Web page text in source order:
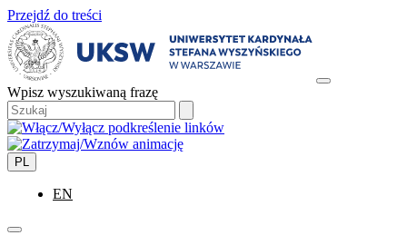
Przejdź do treści
Wpisz wyszukiwaną frazę
PL
EN